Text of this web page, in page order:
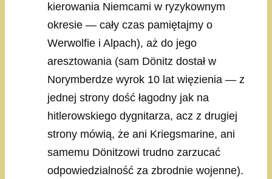
kierowania Niemcami w ryzykownym
okresie — cały czas pamiętajmy o
Werwolfie i Alpach), aż do jego
aresztowania (sam Dönitz dostał w
Norymberdze wyrok 10 lat więzienia — z
jednej strony dość łagodny jak na
hitlerowskiego dygnitarza, acz z drugiej
strony mówią, że ani Kriegsmarine, ani
samemu Dönitzowi trudno zarzucać
odpowiedzialność za zbrodnie wojenne).